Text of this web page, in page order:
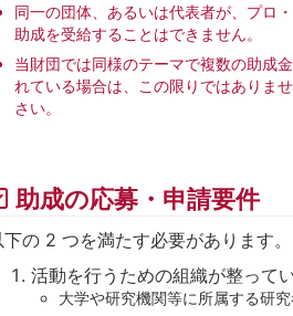
同一の団体、あるいは代表者が、プロ
助成を受給することはできません。
当財団では同様のテーマで複数の助成
れている場合は、この限りではありま
さい。
助成の応募・申請要件
下の 2 つを満たす必要があります。
活動を行うための組織が整って
大学や研究機関等に所属する研